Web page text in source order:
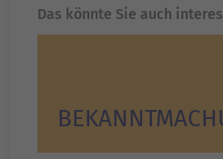
Das könnte Sie auch